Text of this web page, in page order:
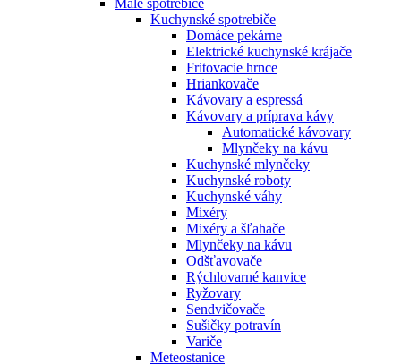
Malé spotrebiče
Kuchynské spotrebiče
Domáce pekárne
Elektrické kuchynské krájače
Fritovacie hrnce
Hriankovače
Kávovary a espressá
Kávovary a príprava kávy
Automatické kávovary
Mlynčeky na kávu
Kuchynské mlynčeky
Kuchynské roboty
Kuchynské váhy
Mixéry
Mixéry a šľahače
Mlynčeky na kávu
Odšťavovače
Rýchlovarné kanvice
Ryžovary
Sendvičovače
Sušičky potravín
Variče
Meteostanice